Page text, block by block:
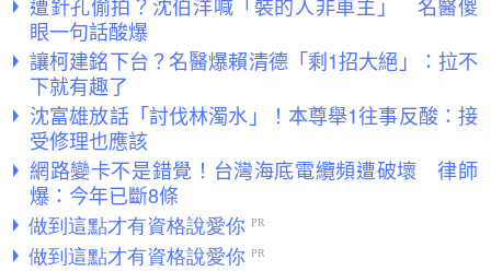
眼一句話酸爆
讓柯建銘下台？名醫爆賴清德「剩1招大絕」：拉不
下就有趣了
沈富雄放話「討伐林濁水」！本尊舉1往事反酸：接
受修理也應該
網路變卡不是錯覺！台灣海底電纜頻遭破壞 律師
爆：今年已斷8條